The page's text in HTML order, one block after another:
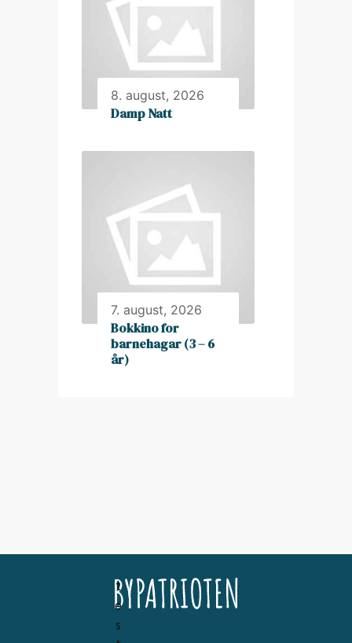
8. august, 2026
Damp Natt
7. august, 2026
Bokkino for
barnehagar (3 – 6
år)